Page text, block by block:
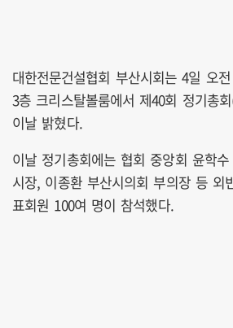
대한전문건설협회 부산시회는 4일 오
3층 크리스탈볼룸에서 제40회 정기총
이날 밝혔다.
이날 정기총회에는 협회 중앙회 윤학
시장, 이종환 부산시의회 부의장 등 외
표회원 100여 명이 참석했다.